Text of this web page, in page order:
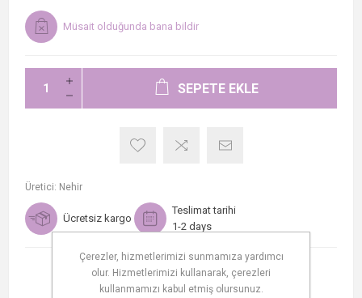
Müsait olduğunda bana bildir
SEPETE EKLE
Üretici: Nehir
Ücretsiz kargo
Teslimat tarihi
1-2 days
Çerezler, hizmetlerimizi sunmamıza yardımcı
olur. Hizmetlerimizi kullanarak, çerezleri
kullanmamızı kabul etmiş olursunuz.